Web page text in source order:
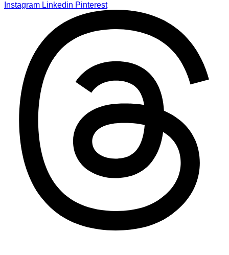
Instagram Linkedin Pinterest